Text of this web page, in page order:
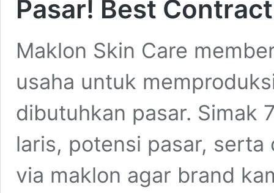
Pasar! Best
Maklon Skin Care
usaha untuk
dibutuhkan pasar. Simak
laris, potensi pasar,
via maklon agar brand